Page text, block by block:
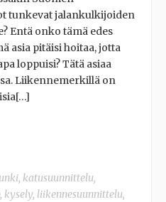
tunkevat jalankulkijoiden
Entä onko tämä edes
asia pitäisi hoitaa, jotta
loppuisi? Tätä asiaa
Liikennemerkillä on
, katusuunnittelu,
, kysely, liikennesuunnittelu,